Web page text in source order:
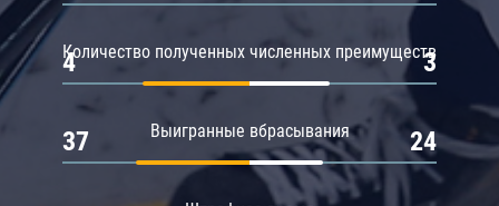
Количество полученных численных преимуществ
4 3
Выигранные вбрасывания
37 24